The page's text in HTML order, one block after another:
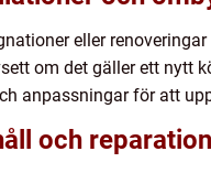
eller
om det gäller ett nytt
anpassningar för att
och